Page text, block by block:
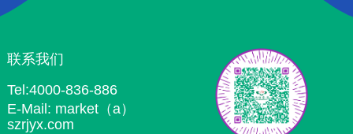
联系我们
Tel:4000-836-886
E-Mail: market（a）
szrjyx.com